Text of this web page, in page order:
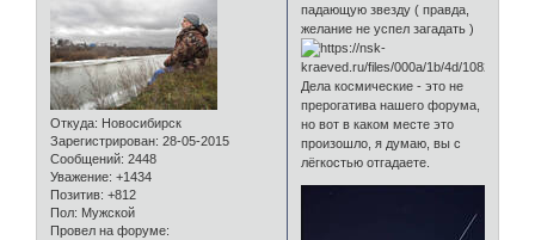
Откуда: Новосибирск
Зарегистрирован: 28-05-2015
Сообщений: 2448
Уважение: +1434
Позитив: +812
Пол: Мужской
Провел на форуме:
падающую звезду ( правда,
желание не успел загадать )
Дела космические - это не
прерогатива нашего форума,
но вот в каком месте это
произошло, я думаю, вы с
лёгкостью отгадаете.